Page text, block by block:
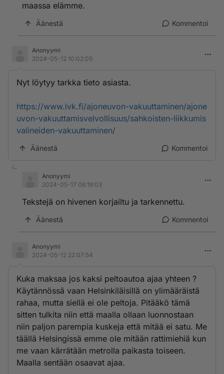
maassa elämme.
Äänestä Kommentoi
Anonyymi
2024-05-12 10:02:05
Nyt löytyy tarkka tieto asiasta.
https://www.lvk.fi/ajoneuvon-vakuuttaminen/ajone
uvon-vakuuttamisvelvollisuus/sahkoisten-liikkumis
valineiden-vakuuttaminen/
Äänestä Kommentoi
Anonyymi
2024-05-17 06:19:03
Tekstejä on hivenen korjailtu ja tarkennettu.
Äänestä Kommentoi
Anonyymi
2024-05-12 22:07:54
Kuka maksaa jos kaksi peltoautoa ajaa yhteen ?
Käytännössä vaan Helsinkiläisillä on ylimääräistä
rahaa, mutta siellä ei ole peltoja. Pitääkö tämä
sitten tulkita niin että maalla ollaan luonnostaan
niin paljon parempia kuskeja että mitää ei satu. Me
täällä Helsingissä emme ole mitään rattimiehiä kun
me vaan kärrätään metrolla paikasta toiseen.
Maalla sentään osaavat ajaa.